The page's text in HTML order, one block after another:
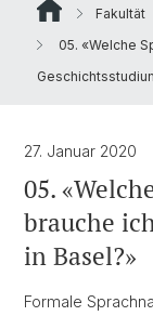
Fakultät
05. «Welche
27. Januar 2020
05.
brauche
in Basel?»
Formale